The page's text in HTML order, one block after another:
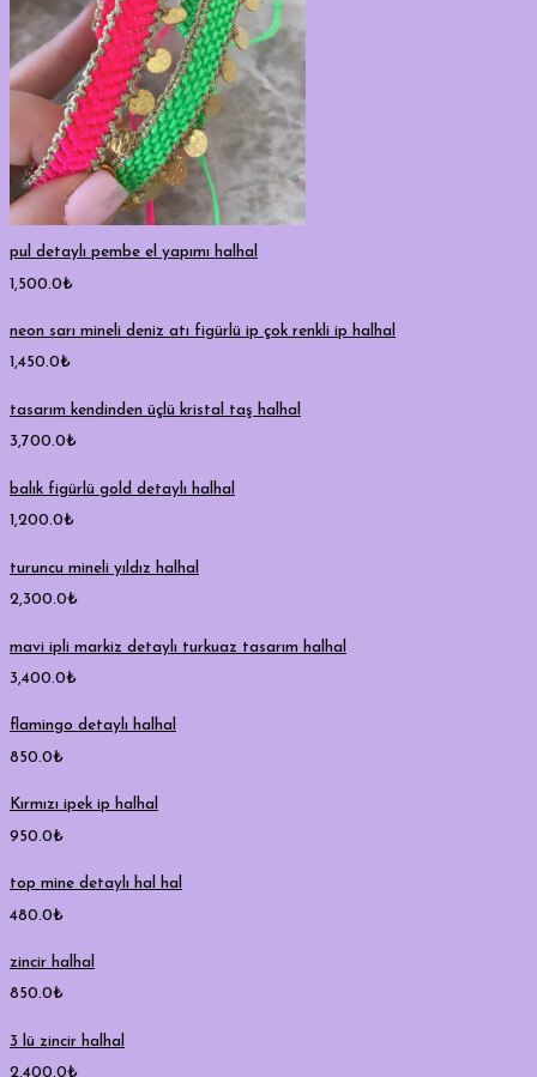
pul detaylı pembe el yapımı halhal
1,500.0₺
neon sarı mineli deniz atı figürlü ip çok renkli ip halhal
1,450.0₺
tasarım kendinden üçlü kristal taş halhal
3,700.0₺
balık figürlü gold detaylı halhal
1,200.0₺
turuncu mineli yıldız halhal
2,300.0₺
mavi ipli markiz detaylı turkuaz tasarım halhal
3,400.0₺
flamingo detaylı halhal
850.0₺
Kırmızı ipek ip halhal
950.0₺
top mine detaylı hal hal
480.0₺
zincir halhal
850.0₺
3 lü zincir halhal
2,400.0₺